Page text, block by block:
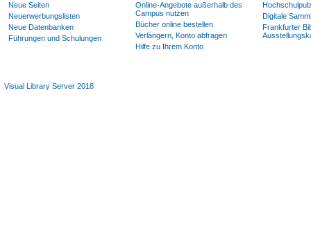
Neue Seiten
Neuerwerbungslisten
Neue Datenbanken
Führungen und Schulungen
Online-Angebote außerhalb des
Campus nutzen
Bücher online bestellen
Verlängern, Konto abfragen
Hilfe zu Ihrem Konto
Digitale
Frankfurter
Visual Library Server 2018